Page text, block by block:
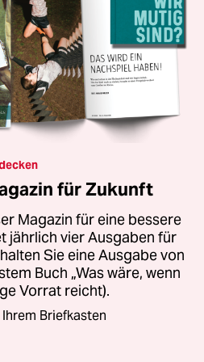
für Zukunft
Magazin für eine bessere
jährlich vier Ausgaben für
Sie eine Ausgabe von
Buch „Was wäre, wenn
Vorrat reicht).
Briefkasten